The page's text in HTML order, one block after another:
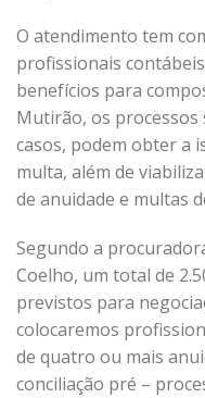
O atendimento tem
profissionais
benefícios para
Mutirão, os processos
casos, podem obter a
multa, além de
de anuidade e multas
Segundo a
Coelho, um total de
previstos para
colocaremos
de quatro ou mais
conciliação pré –